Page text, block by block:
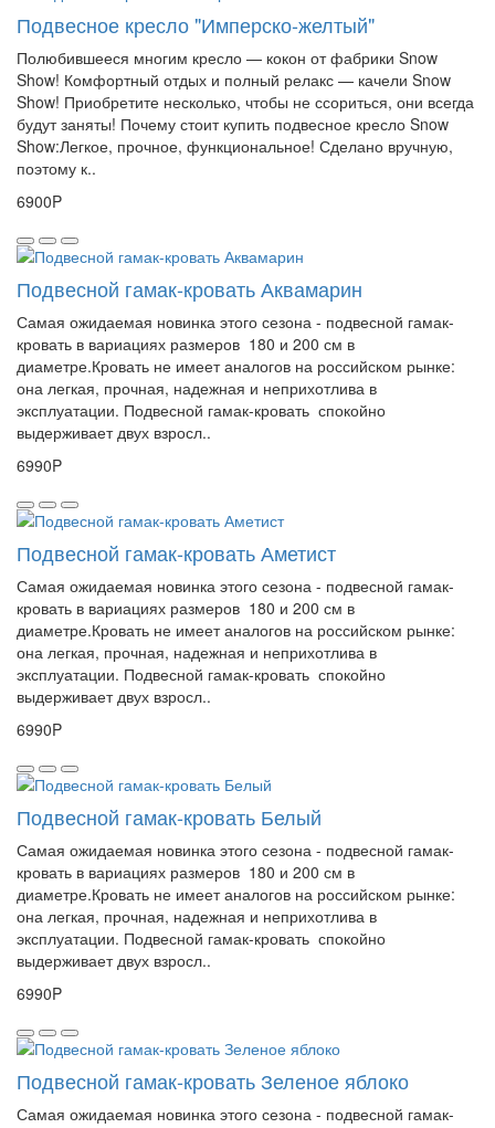
Подвесное кресло "Имперско-желтый"
Полюбившееся многим кресло — кокон от фабрики Snow
Show! Комфортный отдых и полный релакс — качели Snow
Show! Приобретите несколько, чтобы не ссориться, они всегда
будут заняты! Почему стоит купить подвесное кресло Snow
Show:Легкое, прочное, функциональное! Сделано вручную,
поэтому к..
6900P
Подвесной гамак-кровать Аквамарин
Самая ожидаемая новинка этого сезона - подвесной гамак-
кровать в вариациях размеров 180 и 200 см в
диаметре.Кровать не имеет аналогов на российском рынке:
она легкая, прочная, надежная и неприхотлива в
эксплуатации. Подвесной гамак-кровать спокойно
выдерживает двух взросл..
6990P
Подвесной гамак-кровать Аметист
Самая ожидаемая новинка этого сезона - подвесной гамак-
кровать в вариациях размеров 180 и 200 см в
диаметре.Кровать не имеет аналогов на российском рынке:
она легкая, прочная, надежная и неприхотлива в
эксплуатации. Подвесной гамак-кровать спокойно
выдерживает двух взросл..
6990P
Подвесной гамак-кровать Белый
Самая ожидаемая новинка этого сезона - подвесной гамак-
кровать в вариациях размеров 180 и 200 см в
диаметре.Кровать не имеет аналогов на российском рынке:
она легкая, прочная, надежная и неприхотлива в
эксплуатации. Подвесной гамак-кровать спокойно
выдерживает двух взросл..
6990P
Подвесной гамак-кровать Зеленое яблоко
Самая ожидаемая новинка этого сезона - подвесной гамак-